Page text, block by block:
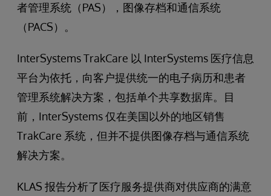
者管理系统（PAS），图像存档和通信系统
（PACS）。
InterSystems TrakCare 以 InterSystems 医疗信息
平台为依托，向客户提供统一的电子病历和患者
管理系统解决方案，包括单个共享数据库。目
前，InterSystems 仅在美国以外的地区销售
TrakCare 系统，但并不提供图像存档与通信系统
解决方案。
KLAS 报告分析了医疗服务提供商对供应商的满意